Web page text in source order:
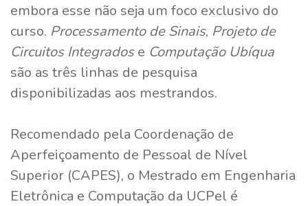
embora esse não seja um foco exclusivo do
curso. Processamento de Sinais, Projeto de
Circuitos Integradose Computação Ubíqua
são as três linhas de pesquisa
disponibilizadas aos mestrandos.
Recomendado pela Coordenação de
Aperfeiçoamento de Pessoal de Nível
Superior (CAPES), o Mestrado em Engenharia
Eletrônica e Computação da UCPel é